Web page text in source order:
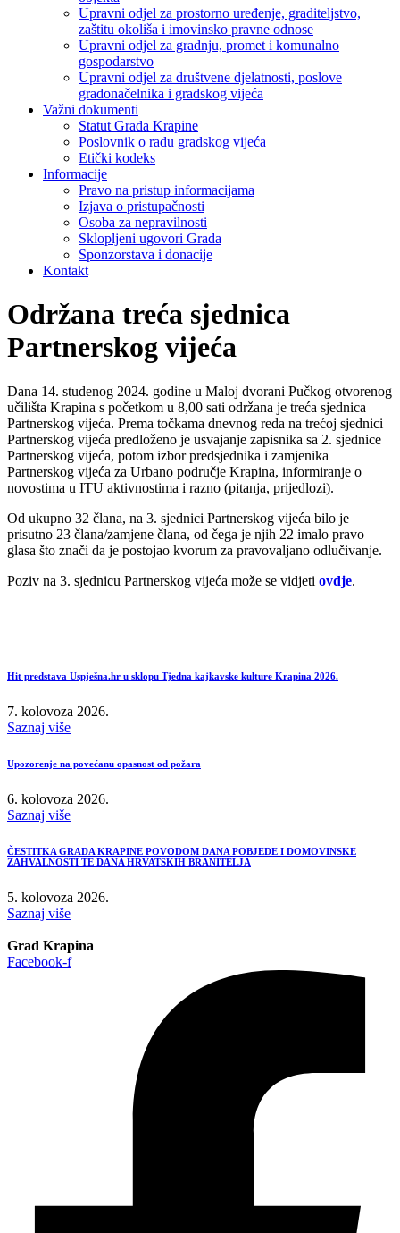
Upravni odjel za prostorno uređenje, graditeljstvo,
zaštitu okoliša i imovinsko pravne odnose
Upravni odjel za gradnju, promet i komunalno
gospodarstvo
Upravni odjel za društvene djelatnosti, poslove
gradonačelnika i gradskog vijeća
Važni dokumenti
Statut Grada Krapine
Poslovnik o radu gradskog vijeća
Etički kodeks
Informacije
Pravo na pristup informacijama
Izjava o pristupačnosti
Osoba za nepravilnosti
Sklopljeni ugovori Grada
Sponzorstava i donacije
Kontakt
Održana treća sjednica
Partnerskog vijeća
Dana 14. studenog 2024. godine u Maloj dvorani Pučkog otvorenog
učilišta Krapina s početkom u 8,00 sati održana je treća sjednica
Partnerskog vijeća. Prema točkama dnevnog reda na trećoj sjednici
Partnerskog vijeća predloženo je usvajanje zapisnika sa 2. sjednice
Partnerskog vijeća, potom izbor predsjednika i zamjenika
Partnerskog vijeća za Urbano područje Krapina, informiranje o
novostima u ITU aktivnostima i razno (pitanja, prijedlozi).
Od ukupno 32 člana, na 3. sjednici Partnerskog vijeća bilo je
prisutno 23 člana/zamjene člana, od čega je njih 22 imalo pravo
glasa što znači da je postojao kvorum za pravovaljano odlučivanje.
Poziv na 3. sjednicu Partnerskog vijeća može se vidjeti ovdje.
Hit predstava Uspješna.hr u sklopu Tjedna kajkavske kulture Krapina 2026.
7. kolovoza 2026.
Saznaj više
Upozorenje na povećanu opasnost od požara
6. kolovoza 2026.
Saznaj više
ČESTITKA GRADA KRAPINE POVODOM DANA POBJEDE I DOMOVINSKE
ZAHVALNOSTI TE DANA HRVATSKIH BRANITELJA
5. kolovoza 2026.
Saznaj više
Grad Krapina
Facebook-f